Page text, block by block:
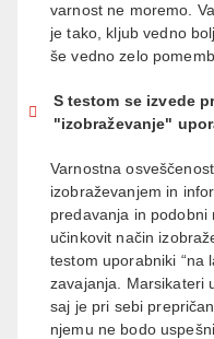
varnost ne moremo.
je tako, kljub vedno
še vedno zelo
S testom se izvede
"izobraževanje"
Varnostna
izobraževanjem in
predavanja in podobni
učinkovit način
testom uporabniki “na
zavajanja. Marsikateri
saj je pri sebi
njemu ne bodo